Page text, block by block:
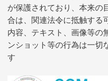
が保護されており、本来の
合は、関連法令に抵触する
内容、テキスト、画像等の
ンショット等の行為は一切
す